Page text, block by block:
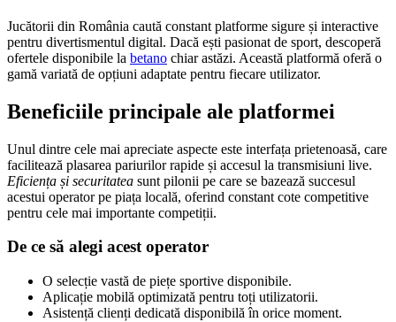
Jucătorii din România caută constant platforme sigure și interactive
pentru divertismentul digital. Dacă ești pasionat de sport, descoperă
ofertele disponibile la betano chiar astăzi. Această platformă oferă o
gamă variată de opțiuni adaptate pentru fiecare utilizator.
Beneficiile principale ale platformei
Unul dintre cele mai apreciate aspecte este interfața prietenoasă, care
facilitează plasarea pariurilor rapide și accesul la transmisiuni live.
Eficiența și securitatea sunt pilonii pe care se bazează succesul
acestui operator pe piața locală, oferind constant cote competitive
pentru cele mai importante competiții.
De ce să alegi acest operator
O selecție vastă de piețe sportive disponibile.
Aplicație mobilă optimizată pentru toți utilizatorii.
Asistență clienți dedicată disponibilă în orice moment.